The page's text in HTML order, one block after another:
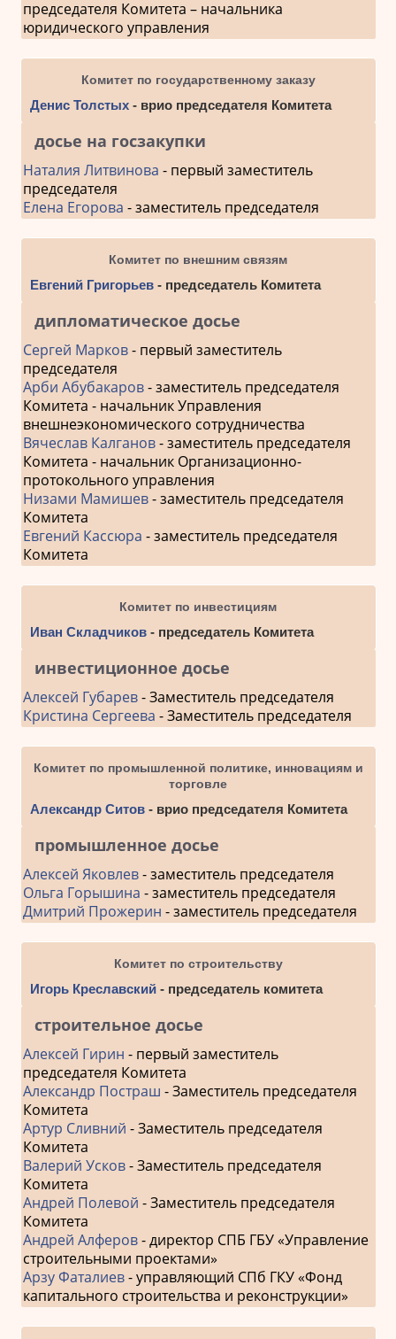
председателя Комитета – начальника
юридического управления
Комитет по государственному заказу
Денис Толстых- врио председателя Комитета
досье на госзакупки
Наталия Литвинова - первый заместитель
председателя
Елена Егорова - заместитель председателя
Комитет по внешним связям
Евгений Григорьев- председатель Комитета
дипломатическое досье
Сергей Марков- первый заместитель
председателя
Арби Абубакаров- заместитель председателя
Комитета - начальник Управления
внешнеэкономического сотрудничества
Вячеслав Калганов- заместитель председателя
Комитета - начальник Организационно-
протокольного управления
Низами Мамишев- заместитель председателя
Комитета
Евгений Кассюра - заместитель председателя
Комитета
Комитет по инвестициям
Иван Складчиков- председатель Комитета
инвестиционное досье
Алексей Губарев- Заместитель председателя
Кристина Сергеева - Заместитель председателя
Комитет по промышленной политике, инновациям и
торговле
Александр Ситов- врио председателя Комитета
промышленное досье
Алексей Яковлев- заместитель председателя
Ольга Горышина - заместитель председателя
Дмитрий Прожерин - заместитель председателя
Комитет по строительству
Игорь Креславский - председатель комитета
строительное досье
Алексей Гирин - первый заместитель
председателя Комитета
Александр Постраш - Заместитель председателя
Комитета
Артур Сливний - Заместитель председателя
Комитета
Валерий Усков- Заместитель председателя
Комитета
Андрей Полевой - Заместитель председателя
Комитета
Андрей Алферов- директор СПБ ГБУ «Управление
строительными проектами»
Арзу Фаталиев- управляющий СПб ГКУ «Фонд
капитального строительства и реконструкции»